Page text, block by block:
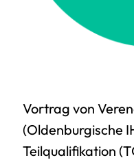
Vortrag von
(Oldenburgische
Teilqualifikation